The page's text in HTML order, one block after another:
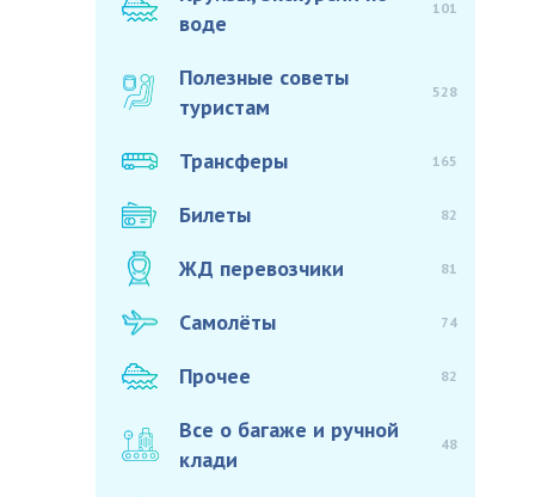
воде
101
Полезные советы
туристам
528
Трансферы 165
Билеты 82
ЖД перевозчики 81
Самолёты 74
Прочее 82
Все о багаже и ручной
клади
48